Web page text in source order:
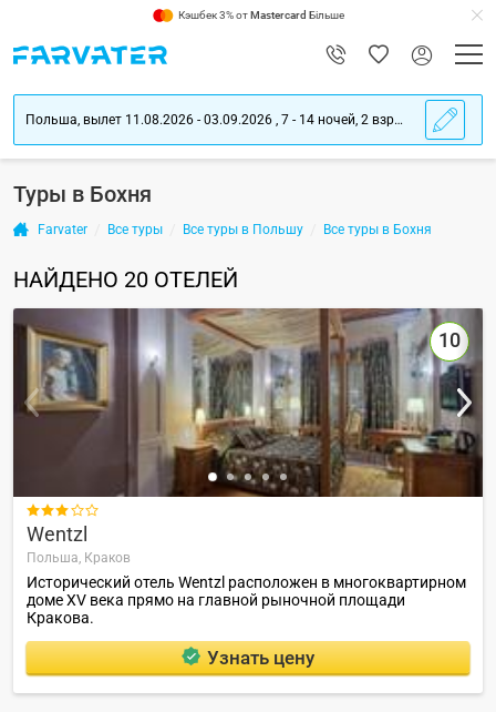
Кэшбек 3% отMastercard Більше
Польша, вылет 11.08.2026 - 03.09.2026 , 7 - 14 ночей, 2 взрослых
Туры в Бохня
Farvater Все туры Все туры в Польшу Все туры в Бохня
НАЙДЕНО 20 ОТЕЛЕЙ
10

Wentzl
Польша, Краков
Исторический отель Wentzl расположен в многоквартирном
доме XV века прямо на главной рыночной площади
Кракова.
Узнать цену